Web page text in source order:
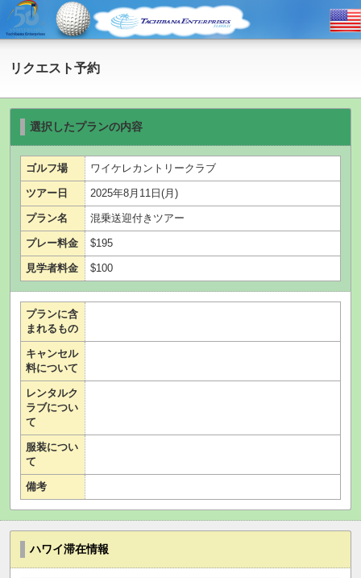
リクエスト予約
選択したプランの内容
ゴルフ場 ワイケレカントリークラブ
ツアー日 2025年8月11日(月)
プラン名 混乗送迎付きツアー
プレー料金 $195
見学者料金 $100
プランに含
まれるもの
キャンセル
料について
レンタルク
ラブについ
て
服装につい
て
備考
ハワイ滞在情報